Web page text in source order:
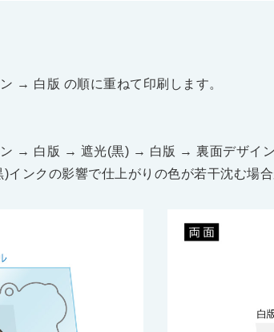
→ 白版 の順に重ねて印刷します。
→ 白版 → 遮光(黒) → 白版 → 裏面デザイン
ンクの影響で仕上がりの色が若干沈む場合